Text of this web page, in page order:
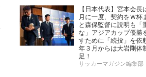
【日本代表】宮本会長
月に一度、契約をＷ杯
と森保監督に説明も「
な」アジアカップ優勝
すために「続投」を依
年３月からは大岩剛体
足！
サッカーマガジン編集部